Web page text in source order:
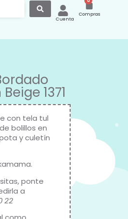
Cuenta
Compras
1371
con tela tul
bolillos en
y culetín
.
ponte
a
22